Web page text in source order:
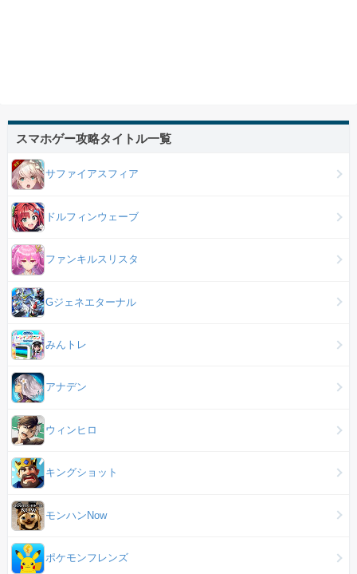
スマホゲー攻略タイトル一覧
サファイアスフィア
ドルフィンウェーブ
ファンキルスリスタ
Gジェネエターナル
みんトレ
アナデン
ウィンヒロ
キングショット
モンハンNow
ポケモンフレンズ